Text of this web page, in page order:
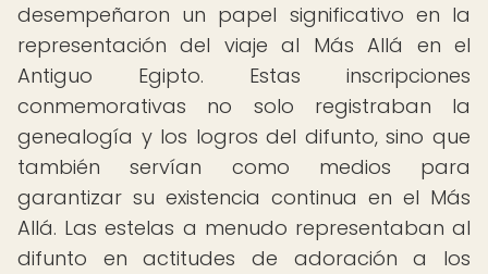
desempeñaron un papel significativo en la
representación del viaje al Más Allá en el
Antiguo Egipto. Estas inscripciones
conmemorativas no solo registraban la
genealogía y los logros del difunto, sino que
también servían como medios para
garantizar su existencia continua en el Más
Allá. Las estelas a menudo representaban al
difunto en actitudes de adoración a los